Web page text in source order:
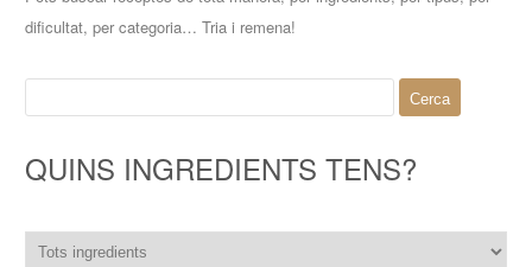
dificultat, per categoria… Tria i remena!
QUINS INGREDIENTS TENS?